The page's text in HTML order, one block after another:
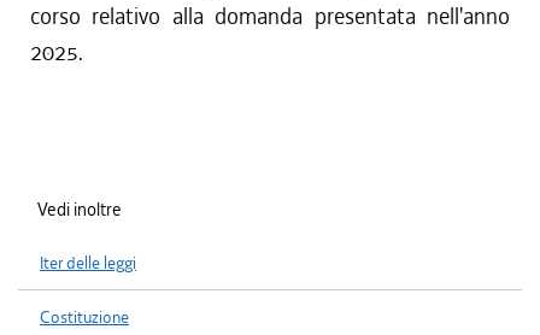
corso relativo alla domanda presentata nell'anno
2025.
Vedi inoltre
Iter delle leggi
Costituzione